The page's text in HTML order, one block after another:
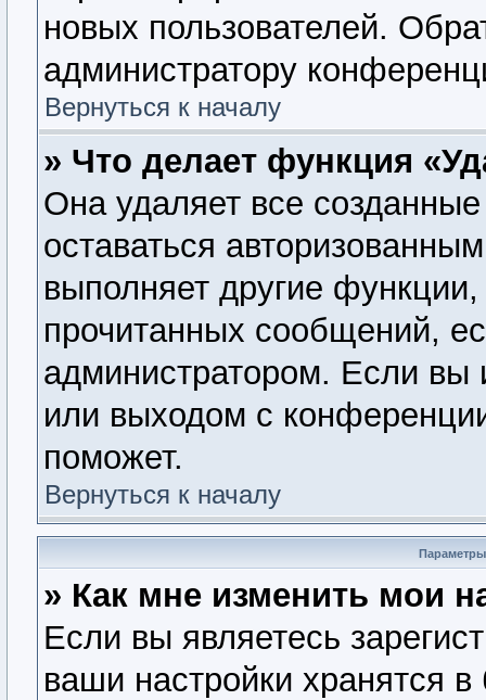
новых пользователей.
администратору
Вернуться к началу
» Что делает функция
Она удаляет все
оставаться
выполняет другие
прочитанных сообщений,
администратором. Если вы
или выходом с
поможет.
Вернуться к началу
Параметры
» Как мне изменить мои
Если вы являетесь
ваши настройки хранятся